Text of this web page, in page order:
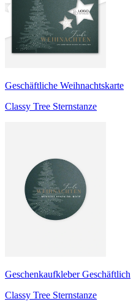
Geschäftliche Weihnachtskarte
Classy Tree Sternstanze
Geschenkaufkleber Geschäftlich
Classy Tree Sternstanze